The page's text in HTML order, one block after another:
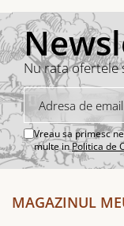
Nu rata
Vreau sa primesc
multe inPolitica de
MAGAZINUL